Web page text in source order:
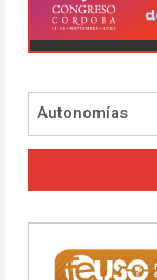
Autonomías